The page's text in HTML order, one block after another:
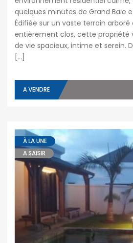
quelques minutes de Grand Baie
Édifiée sur un vaste terrain arboré
entièrement clos, cette propriété
de vie spacieux, intime et serein.
[…]
A VENDRE
À LA UNE
A SAISIR